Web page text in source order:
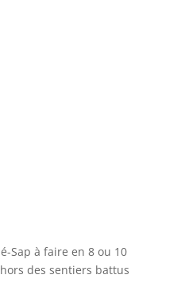
Sap à faire en 8 ou 10
des sentiers battus